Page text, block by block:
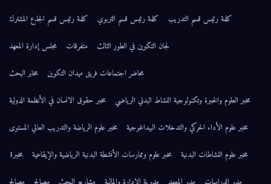
كلمة رئيس قسم التدريب
كلمة رئيس قسم التربوي
كلمة رئيس قسم الجذع المشترك
لجان التكوين في الطور الثالث
متفرقات
مجلس إدارة المعهد
محاضر اجتماعات فريق ميدان التكوين
مخابر البحث
مخبر العلوم والخبرة وتكنولوجية النشاط البدني الرياضي
مخبر حقوق الانسان في الأنظمة الدولية
مخبر علوم الأداء الحركي والتدخلات البيداغوجية
مخبر علوم الرياضة والتدريب العالي المستوى
مخبر علوم النشاطات البدنية
مخبر علوم وممارسات الأنشطة البدنية الرياضية والإيقاعية
مخبر1